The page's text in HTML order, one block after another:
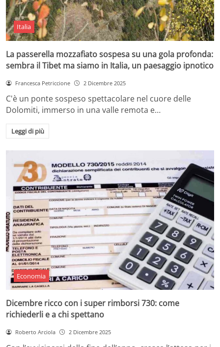
Italia
La passerella mozzafiato sospesa su una gola profonda:
sembra il Tibet ma siamo in Italia, un paesaggio ipnotico
Francesca Petriccione 2 Dicembre 2025
C'è un ponte sospeso spettacolare nel cuore delle
Dolomiti, immerso in una valle remota e…
Leggi di più
Economia
Dicembre ricco con i super rimborsi 730: come
richiederli e a chi spettano
Roberto Arciola 2 Dicembre 2025